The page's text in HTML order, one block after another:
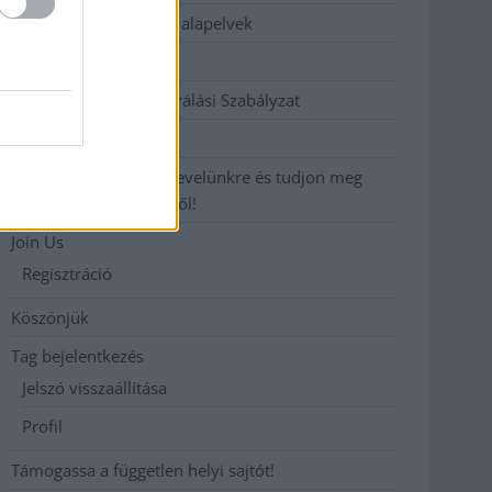
Etikai és függetlenségi alapelvek
Hozzászólási és Moderálási Szabályzat
Iratkozzon fel heti hírlevelünkre és tudjon meg
még többet megyénkről!
Join Us
Regisztráció
Köszönjük
Tag bejelentkezés
Jelszó visszaállítása
Profil
Támogassa a független helyi sajtót!